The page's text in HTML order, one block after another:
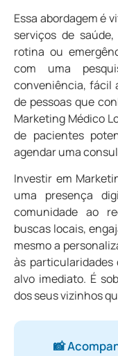
Essa abordagem é
serviços de
rotina ou
com uma
conveniência, fácil
de pessoas que
Marketing Médico
de pacientes
agendar uma
Investir em
uma presença
comunidade ao
buscas locais,
mesmo a
às
alvo imediato. É
dos seus vizinhos
📸